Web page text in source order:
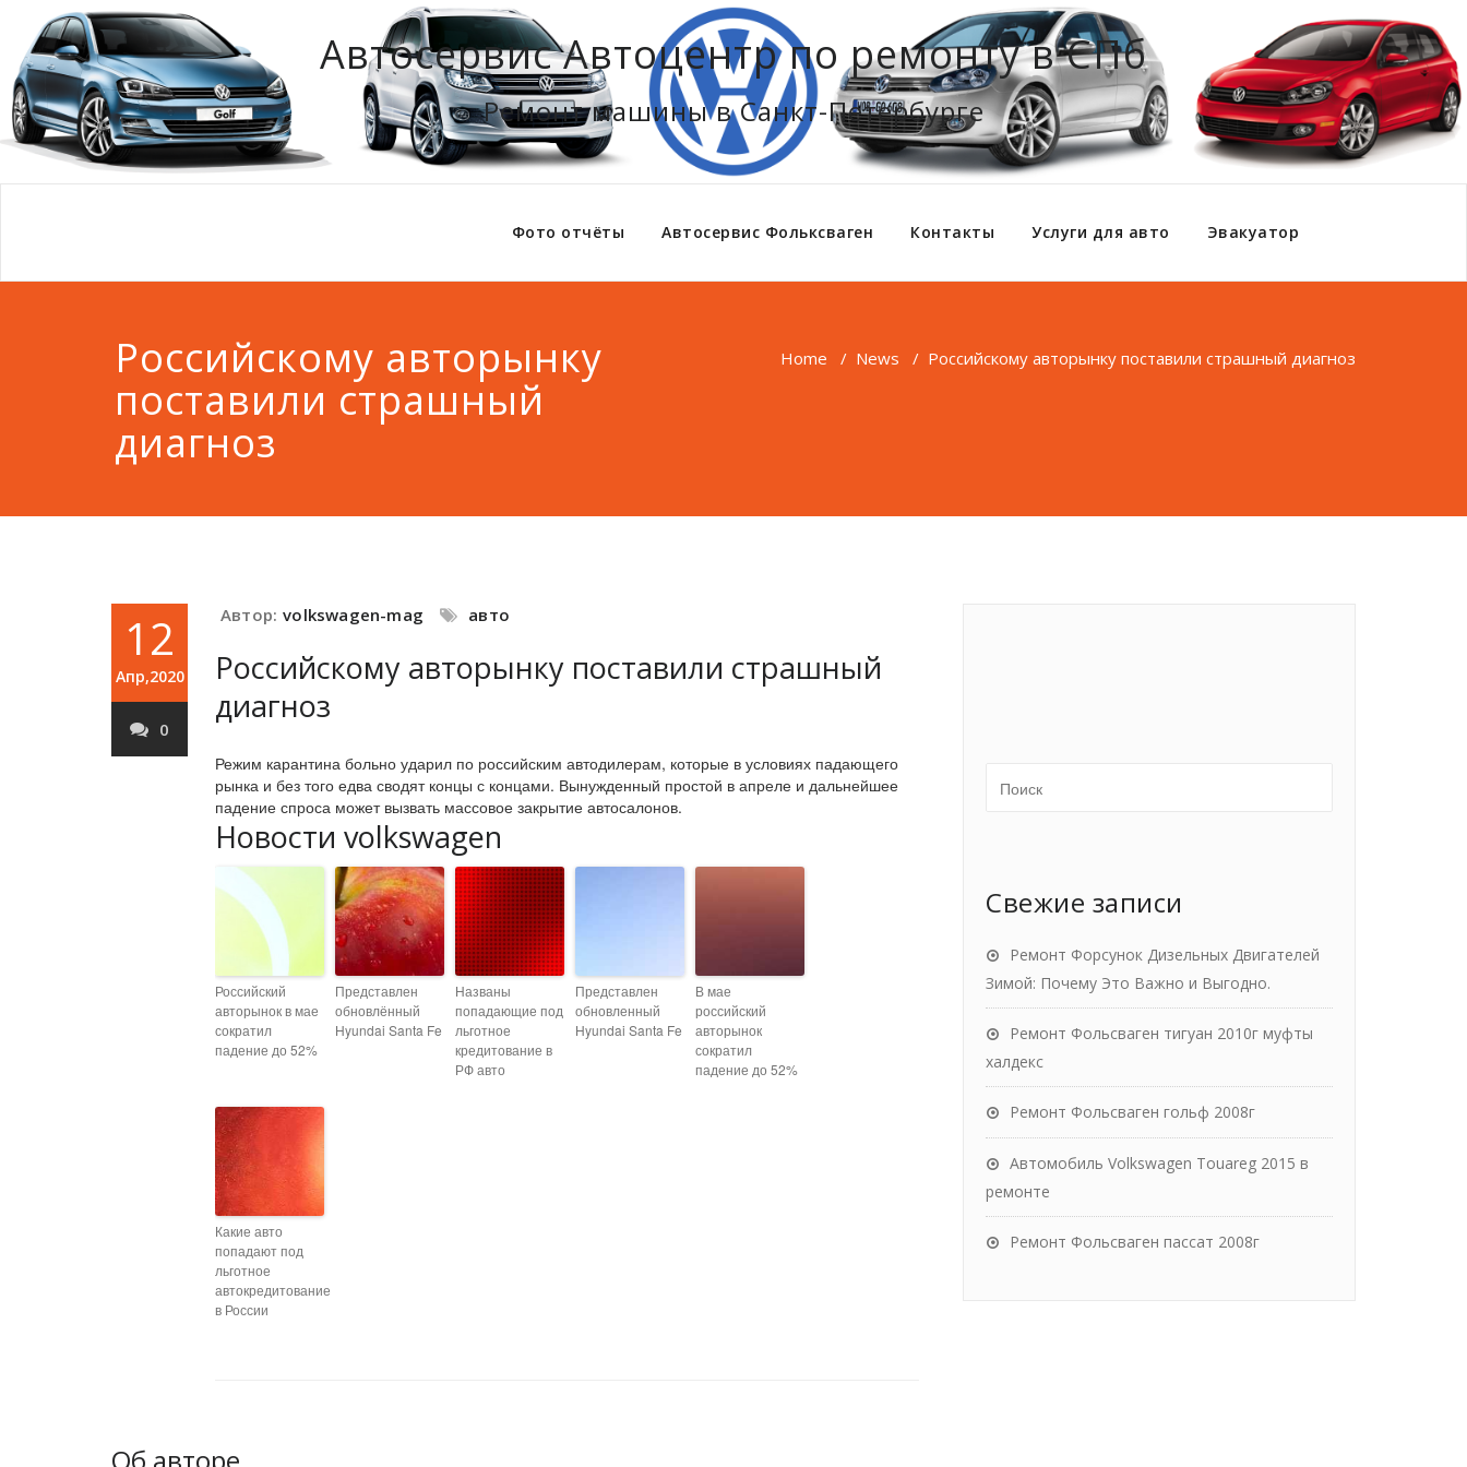
Автосервис Автоцентр по ремонту в СПб
Ремонт машины в Санкт-Петербурге
Фото отчёты Автосервис Фольксваген Контакты Услуги для авто Эвакуатор
Российскому авторынку
поставили страшный
диагноз
Home / News / Российскому авторынку поставили страшный диагноз
12
Апр,2020
0
Автор: volkswagen-mag авто
Российскому авторынку поставили страшный
диагноз
Режим карантина больно ударил по российским автодилерам, которые в условиях падающего
рынка и без того едва сводят концы с концами. Вынужденный простой в апреле и дальнейшее
падение спроса может вызвать массовое закрытие автосалонов.
Новости volkswagen
Российский
авторынок в мае
сократил
падение до 52%
Представлен
обновлённый
Hyundai Santa Fe
Названы
попадающие под
льготное
кредитование в
РФ авто
Представлен
обновленный
Hyundai Santa Fe
В мае
российский
авторынок
сократил
падение до 52%
Какие авто
попадают под
льготное
автокредитование
в России
Свежие записи
Ремонт Форсунок Дизельных Двигателей
Зимой: Почему Это Важно и Выгодно.
Ремонт Фольсваген тигуан 2010г муфты
халдекс
Ремонт Фольсваген гольф 2008г
Автомобиль Volkswagen Touareg 2015 в
ремонте
Ремонт Фольсваген пассат 2008г